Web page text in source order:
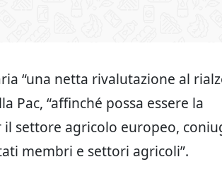
“una netta rivalutazione al
Pac, “affinché possa essere la
settore agricolo europeo,
membri e settori agricoli”.